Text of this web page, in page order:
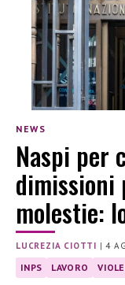
NEWS
Naspi per
dimissioni
molestie:
LUCREZIA CIOTTI |4
INPS LAVORO